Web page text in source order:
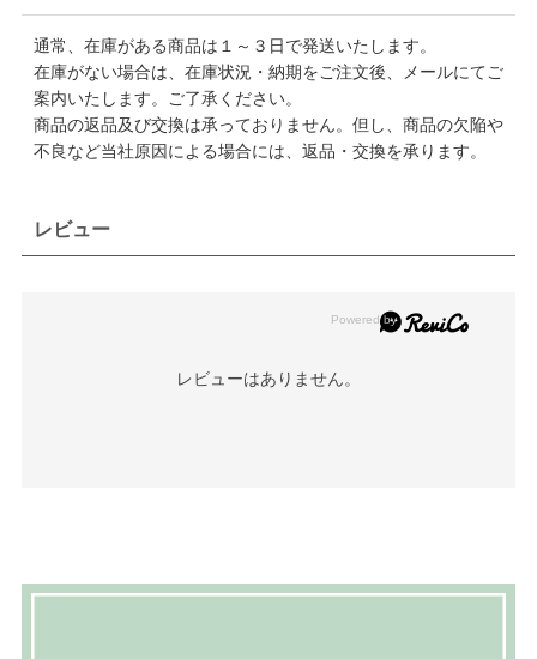
通常、在庫がある商品は１～３日で発送いたします。
在庫がない場合は、在庫状況・納期をご注文後、メールにてご
案内いたします。ご了承ください。
商品の返品及び交換は承っておりません。但し、商品の欠陥や
不良など当社原因による場合には、返品・交換を承ります。
レビュー
レビューはありません。